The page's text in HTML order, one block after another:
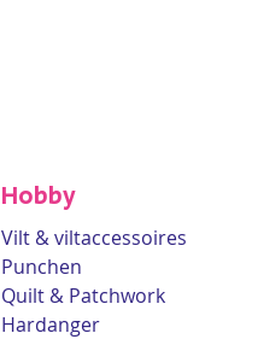
Hobby
Vilt & viltaccessoires
Punchen
Quilt & Patchwork
Hardanger